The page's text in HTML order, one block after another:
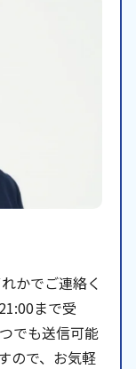
かでご連絡く
まで受
でも送信可能
ので、お気軽